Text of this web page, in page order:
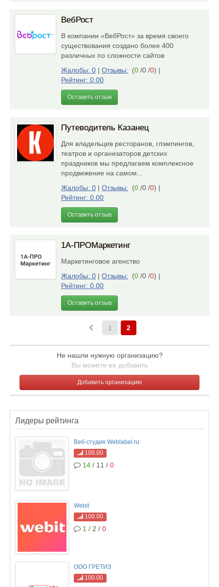
ВебРост
В компании «ВебРост» за время своего
существования создано более 400
различных по сложности сайтов
Жалобы: 0 | Отзывы: (0 /0 /0) |
Рейтинг: 0.00
Оставить отзыв
Путеводитель Казанец
Для владельцев ресторанов, глэмпингов,
театров и организаторов детских
праздников мы предлагаем комплексное
продвижение на самом...
Жалобы: 0 | Отзывы: (0 /0 /0) |
Рейтинг: 0.00
Оставить отзыв
1A-ПРОМаркетинг
Маркетинговое агенство
Жалобы: 0 | Отзывы: (0 /0 /0) |
Рейтинг: 0.00
Оставить отзыв
1 2
Не нашли нужную организацию?
Вы можете ее добавить
Добавить организацию
Лидеры рейтинга
Веб-студия Weblabel.ru
100.00
14 / 11 / 0
Webit
100.00
1 / 2 / 0
ООО ГРЕТИЗ
100.00